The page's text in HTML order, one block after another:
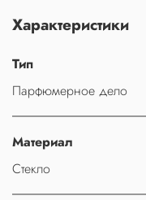
Характеристики
Тип
Парфюмерное дело
Материал
Стекло